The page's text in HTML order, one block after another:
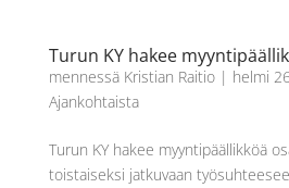
Turun KY hakee
mennessä Kristian Raitio| helmi
Ajankohtaista
Turun KY hakee myyntipäällikköä
toistaiseksi jatkuvaan